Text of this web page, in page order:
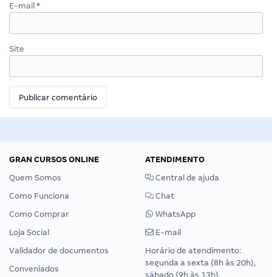
E-mail *
Site
GRAN CURSOS ONLINE
Quem Somos
Como Funciona
Como Comprar
Loja Social
Validador de documentos
Conveniados
ATENDIMENTO
Central de ajuda
Chat
WhatsApp
E-mail
Horário de atendimento:
segunda a sexta (8h às 20h),
sábado (9h às 13h).